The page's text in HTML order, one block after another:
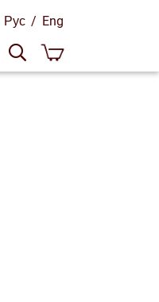
Рус / Eng